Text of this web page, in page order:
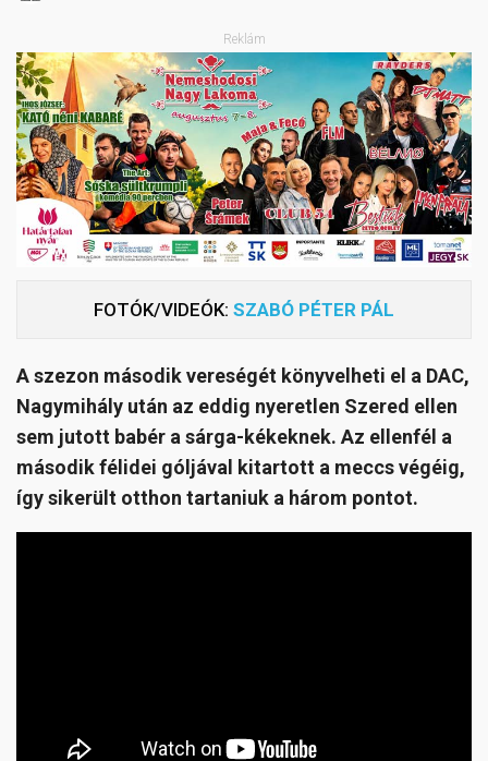
Reklám
FOTÓK/VIDEÓK: SZABÓ PÉTER PÁL
A szezon második vereségét könyvelheti el a DAC,
Nagymihály után az eddig nyeretlen Szered ellen
sem jutott babér a sárga-kékeknek. Az ellenfél a
második félidei góljával kitartott a meccs végéig,
így sikerült otthon tartaniuk a három pontot.